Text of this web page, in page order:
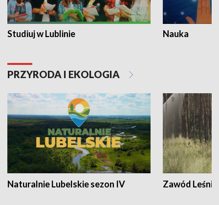
Studiuj w Lublinie Nauka
PRZYRODA I EKOLOGIA
Naturalnie Lubelskie sezon IV Zawód Leśnik